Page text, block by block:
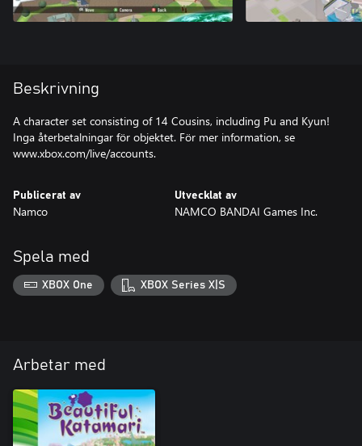
Beskrivning
A character set consisting of 14 Cousins, including Pu and Kyun!
Inga återbetalningar för objektet. För mer information, se
www.xbox.com/live/accounts.
Publicerat av
Namco
Utvecklat av
NAMCO BANDAI Games Inc.
Spela med
XBOX One XBOX Series X|S
Arbetar med